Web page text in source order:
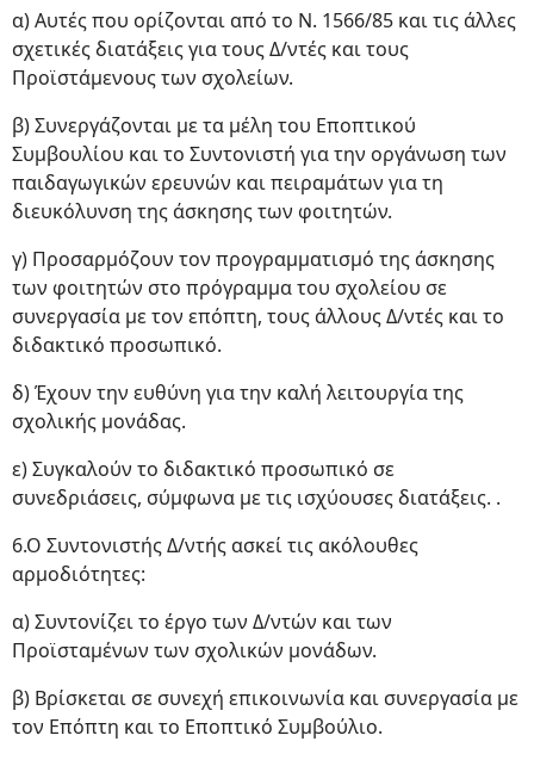
α) Αυτές που ορίζονται από το Ν. 1566/85 και τις άλλες
σχετικές διατάξεις για τους Δ/ντές και τους
Προϊστάμενους των σχολείων.
β) Συνεργάζονται με τα μέλη του Εποπτικού
Συμβουλίου και το Συντονιστή για την οργάνωση των
παιδαγωγικών ερευνών και πειραμάτων για τη
διευκόλυνση της άσκησης των φοιτητών.
γ) Προσαρμόζουν τον προγραμματισμό της άσκησης
των φοιτητών στο πρόγραμμα του σχολείου σε
συνεργασία με τον επόπτη, τους άλλους Δ/ντές και το
διδακτικό προσωπικό.
δ) Έχουν την ευθύνη για την καλή λειτουργία της
σχολικής μονάδας.
ε) Συγκαλούν το διδακτικό προσωπικό σε
συνεδριάσεις, σύμφωνα με τις ισχύουσες διατάξεις. .
6.Ο Συντονιστής Δ/ντής ασκεί τις ακόλουθες
αρμοδιότητες:
α) Συντονίζει το έργο των Δ/ντών και των
Προϊσταμένων των σχολικών μονάδων.
β) Βρίσκεται σε συνεχή επικοινωνία και συνεργασία με
τον Επόπτη και το Εποπτικό Συμβούλιο.